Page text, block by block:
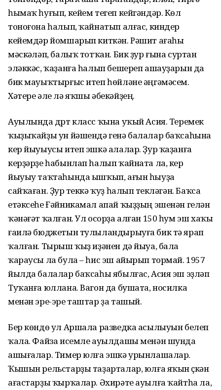
һымаҡ һуғып, кейем тегеп кейгәндәр. Көл
тоноғона һалып, ҡайнатып алғас, киндер
кейемдәр йомшарып киткән. Рәшит ағаһы
мәскәүләп, балыҡ тотҡан. Бик ҙур ғына суртан
эләккәс, ҡаҙанға һалып бешереп ашауҙарын да
бик мауыҡтырғыс итеп һөйләне әңгәмәсем.
Хәтере әле лә яҡшы әбекәйҙең.
Ауылында дүрт класс ҡына уҡый Асия. Теремек
ҡыҙыҡайҙы ун йәшендә генә балалар баҡса­һына
кер йыуыусы итеп эшкә алалар. Ҙур ҡаҙанға
керҙәрҙе һабын­лап һалып ҡайната ла, кер
йыуыу таҡтаһында ышҡып, ағын һыуҙа
сайҡаған. Ҙур үтеккә ҡуҙ һалып үтекләгән. Баҡса
етәксеһе Ғәйни­камал апай ҡыҙҙың эшенән гелән
ҡәнәғәт ҡалған. Ул осорҙа алған 150 һум эш хаҡы
ғаилә бюджетын тулыландырыуға бик тә ярап
ҡалған. Тырыш ҡыҙ иҙәнен дә йыуа, бала
ҡараусы ла була – һис эш айырып тормай. 1957
йылда балалар баҡсаһы ябылғас, Асия эш эҙләп
Туҡанға юллана. Вагон да бушата, носилка
менән эре-эре таштар ҙа ташый.
Бер көндө ул Аршала разведка асылыуын белеп
ҡала. Файза исемле ауылдашы менән шунда
ашығалар. Тимер юлға эшкә урынлашалар.
Ҡышын рельстарҙы таҙарталар, юлға яҡын үҫкән
ағастарҙы ҡырҡалар. Әхирәте ауылға ҡайтһа ла,